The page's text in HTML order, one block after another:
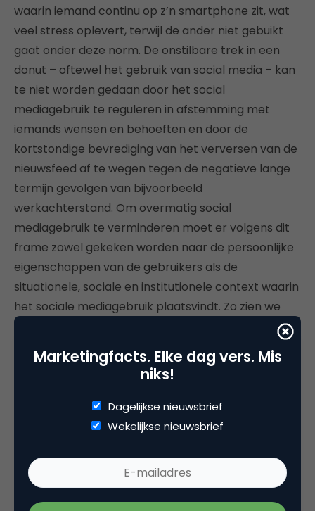
waarin iemand continu op z’n smartphone zit, wat
veel stress oplevert, terwijl de ander niet gebuikt
gaat onder deze norm. De onstilbare trek in een
donut – oftewel het gebruik van social media – kan
te niet worden gedaan door het social
mediagebruik te reguleren in afstemming met
iemands wensen en behoeften en door de
kortstondige bevrediging van het verversen van de
nieuwsfeed af te wegen tegen de negatieve lange
termijn gevolgen van bijvoorbeeld
werkachterstand. Om overmatig social
mediagebruik te verminderen moet er volgens dit
frame zowel gekeken worden naar de persoonlijke
eigenschappen van de gebruikers als de
situationele, sociale en institutionele context waarin
het sociale mediagebruik plaatsvindt. Zo zien we
bijvoorbeeld dat op sommige locaties, bijvoorbeeld
in scholen, smartphones verboden worden. Maar
ook worden er steeds meer
gebruikers moeten leren om te gaan met de
uitdagingen die social media met zich meebrengen,
hoeveelheid notificaties
Opzoek naar digitale balans
Marketingfacts. Elke dag vers. Mis
niks!
Dagelijkse nieuwsbrief
Wekelijkse nieuwsbrief